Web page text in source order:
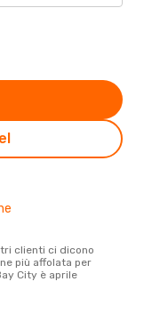
più affolata per
City è aprile